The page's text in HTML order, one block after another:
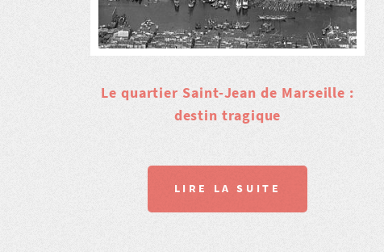
Le quartier Saint-Jean de Marseille :
destin tragique
LIRE LA SUITE